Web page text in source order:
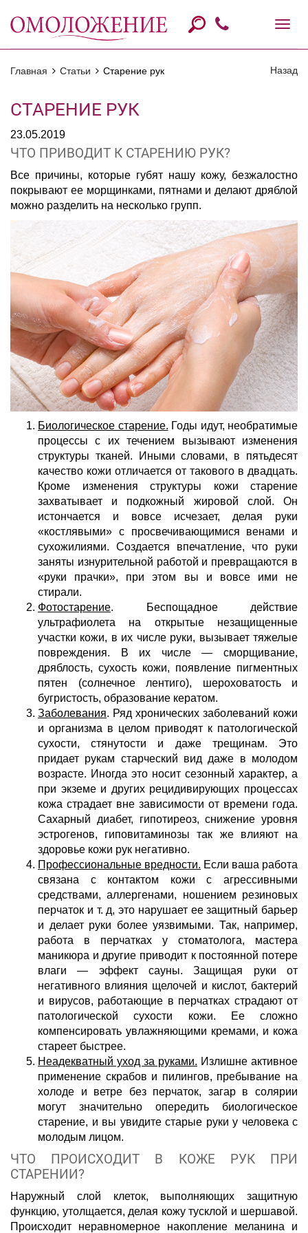
Назад
Главная Статьи Старение рук
СТАРЕНИЕ РУК
23.05.2019
ЧТО ПРИВОДИТ К СТАРЕНИЮ РУК?
Все причины, которые губят нашу кожу, безжалостно
покрывают ее морщинками, пятнами и делают дряблой
можно разделить на несколько групп.
Биологическое старение. Годы идут, необратимые
процессы с их течением вызывают изменения
структуры тканей. Иными словами, в пятьдесят
качество кожи отличается от такового в двадцать.
Кроме изменения структуры кожи старение
захватывает и подкожный жировой слой. Он
истончается и вовсе исчезает, делая руки
«костлявыми» с просвечивающимися венами и
сухожилиями. Создается впечатление, что руки
заняты изнурительной работой и превращаются в
«руки прачки», при этом вы и вовсе ими не
стирали.
Фотостарение. Беспощадное действие
ультрафиолета на открытые незащищенные
участки кожи, в их числе руки, вызывает тяжелые
повреждения. В их числе — сморщивание,
дряблость, сухость кожи, появление пигментных
пятен (солнечное лентиго), шероховатость и
бугристость, образование кератом.
Заболевания. Ряд хронических заболеваний кожи
и организма в целом приводят к патологической
сухости, стянутости и даже трещинам. Это
придает рукам старческий вид даже в молодом
возрасте. Иногда это носит сезонный характер, а
при экземе и других рецидивирующих процессах
кожа страдает вне зависимости от времени года.
Сахарный диабет, гипотиреоз, снижение уровня
эстрогенов, гиповитаминозы так же влияют на
здоровье кожи рук негативно.
Профессиональные вредности. Если ваша работа
связана с контактом кожи с агрессивными
средствами, аллергенами, ношением резиновых
перчаток и т. д, это нарушает ее защитный барьер
и делает руки более уязвимыми. Так, например,
работа в перчатках у стоматолога, мастера
маникюра и другие приводит к постоянной потере
влаги — эффект сауны. Защищая руки от
негативного влияния щелочей и кислот, бактерий
и вирусов, работающие в перчатках страдают от
патологической сухости кожи. Ее сложно
компенсировать увлажняющими кремами, и кожа
стареет быстрее.
Неадекватный уход за руками. Излишне активное
применение скрабов и пилингов, пребывание на
холоде и ветре без перчаток, загар в солярии
могут значительно опередить биологическое
старение, и вы увидите старые руки у человека с
молодым лицом.
ЧТО ПРОИСХОДИТ В КОЖЕ РУК ПРИ
СТАРЕНИИ?
Наружный слой клеток, выполняющих защитную
функцию, утолщается, делая кожу тусклой и шершавой.
Происходит неравномерное накопление меланина и